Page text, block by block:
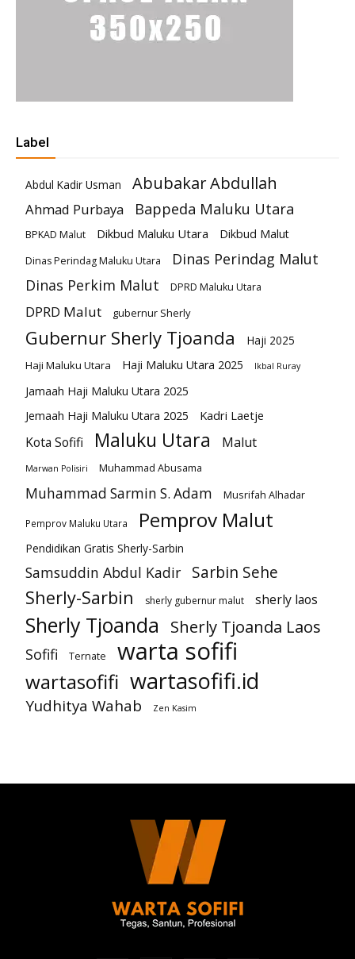
Label
Abdul Kadir Usman Abubakar Abdullah
Ahmad Purbaya Bappeda Maluku Utara
BPKAD Malut Dikbud Maluku Utara Dikbud Malut
Dinas Perindag Maluku Utara
Dinas Perindag Malut
Dinas Perkim Malut
DPRD Maluku Utara
DPRD Malut gubernur Sherly
Gubernur Sherly Tjoanda Haji 2025
Haji Maluku Utara Haji Maluku Utara 2025 Ikbal Ruray
Jamaah Haji Maluku Utara 2025
Jemaah Haji Maluku Utara 2025
Kadri Laetje
Kota Sofifi Maluku Utara Malut
Marwan Polisiri Muhammad Abusama
Muhammad Sarmin S. Adam Musrifah Alhadar
Pemprov Maluku Utara Pemprov Malut
Pendidikan Gratis Sherly-Sarbin
Samsuddin Abdul Kadir Sarbin Sehe
Sherly-Sarbin sherly gubernur malut sherly laos
Sherly Tjoanda Sherly Tjoanda Laos
Sofifi Ternate warta sofifi
wartasofifi wartasofifi.id
Yudhitya Wahab Zen Kasim